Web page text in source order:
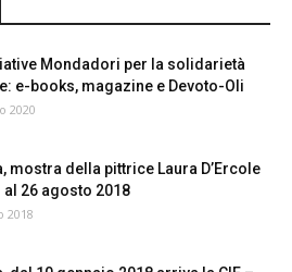
Mondadori per la solidarietà
e-books, magazine e Devoto-Oli
2020
mostra della pittrice Laura D’Ercole
al 26 agosto 2018
2018